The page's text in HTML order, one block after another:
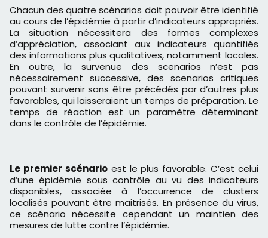
Chacun des quatre scénarios doit pouvoir être identifié
au cours de l’épidémie à partir d’indicateurs appropriés.
La situation nécessitera des formes complexes
d’appréciation, associant aux indicateurs quantifiés
des informations plus qualitatives, notamment locales.
En outre, la survenue des scenarios n’est pas
nécessairement successive, des scenarios critiques
pouvant survenir sans être précédés par d’autres plus
favorables, qui laisseraient un temps de préparation. Le
temps de réaction est un paramètre déterminant
dans le contrôle de l’épidémie.
Le premier scénarioest le plus favorable. C’est celui
d’une épidémie sous contrôle au vu des indicateurs
disponibles, associée à l’occurrence de clusters
localisés pouvant être maitrisés. En présence du virus,
ce scénario nécessite cependant un maintien des
mesures de lutte contre l’épidémie.